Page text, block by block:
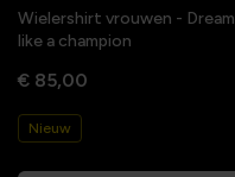
Wielershirt vrouwen - Dream
like a champion
€ 85,00
Nieuw